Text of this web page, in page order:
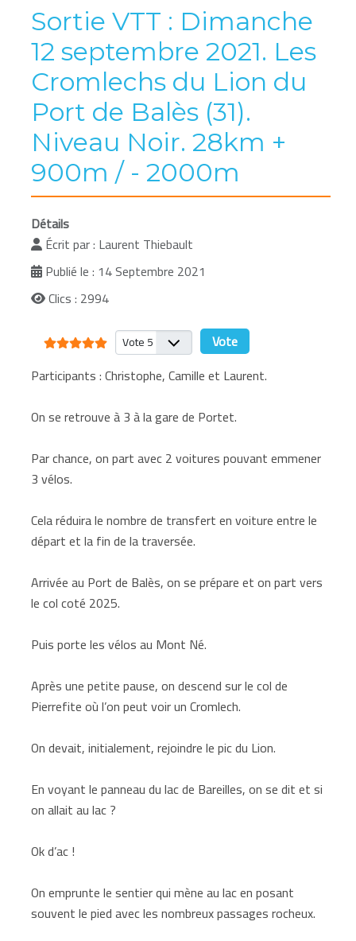
Sortie VTT : Dimanche
12 septembre 2021. Les
Cromlechs du Lion du
Port de Balès (31).
Niveau Noir. 28km +
900m / - 2000m
Détails
Écrit par : Laurent Thiebault
Publié le : 14 Septembre 2021
Clics : 2994
Vote utilisateur:5/5
Veuillez voter
Participants : Christophe, Camille et Laurent.
On se retrouve à 3 à la gare de Portet.
Par chance, on part avec 2 voitures pouvant emmener
3 vélos.
Cela réduira le nombre de transfert en voiture entre le
départ et la fin de la traversée.
Arrivée au Port de Balès, on se prépare et on part vers
le col coté 2025.
Puis porte les vélos au Mont Né.
Après une petite pause, on descend sur le col de
Pierrefite où l’on peut voir un Cromlech.
On devait, initialement, rejoindre le pic du Lion.
En voyant le panneau du lac de Bareilles, on se dit et si
on allait au lac ?
Ok d’ac !
On emprunte le sentier qui mène au lac en posant
souvent le pied avec les nombreux passages rocheux.